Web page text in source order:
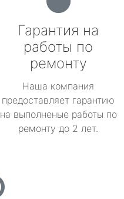
Гарантия на
работы по
ремонту
Наша компания
предоставляет гарантию
на выполненые работы по
ремонту до 2 лет.